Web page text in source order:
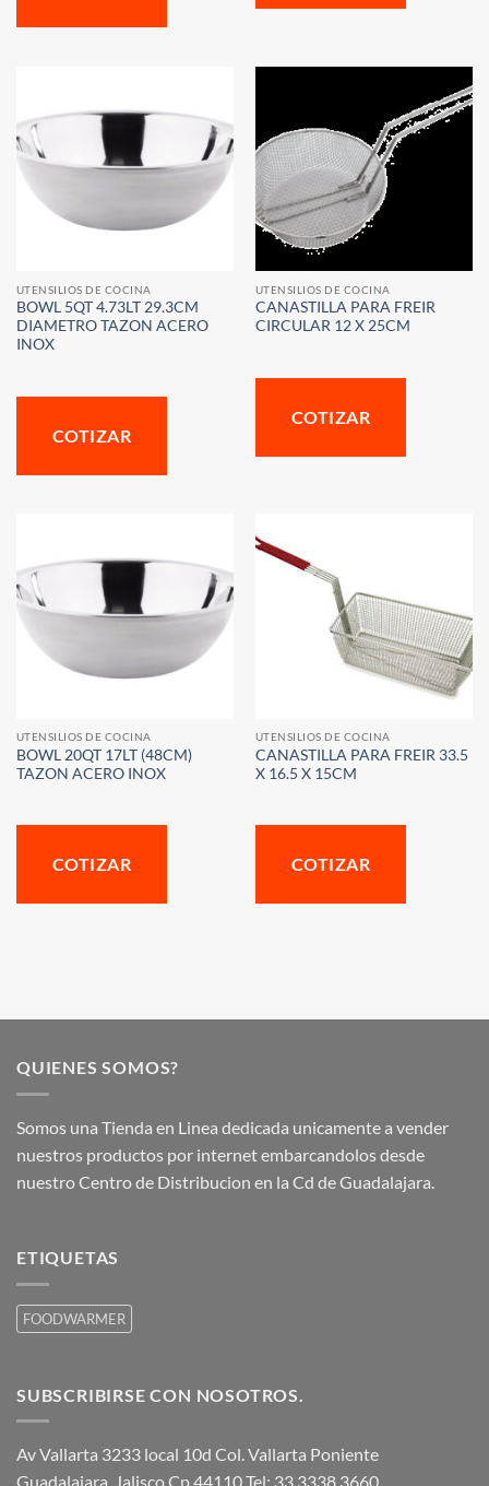
UTENSILIOS DE COCINA
BOWL 5QT 4.73LT 29.3CM
DIAMETRO TAZON ACERO
INOX
COTIZAR
UTENSILIOS DE COCINA
CANASTILLA PARA FREIR
CIRCULAR 12 X 25CM
COTIZAR
UTENSILIOS DE COCINA
BOWL 20QT 17LT (48CM)
TAZON ACERO INOX
COTIZAR
UTENSILIOS DE COCINA
CANASTILLA PARA FREIR 33.5
X 16.5 X 15CM
COTIZAR
QUIENES SOMOS?
Somos una Tienda en Linea dedicada unicamente a vender
nuestros productos por internet embarcandolos desde
nuestro Centro de Distribucion en la Cd de Guadalajara.
ETIQUETAS
FOODWARMER
SUBSCRIBIRSE CON NOSOTROS.
Av Vallarta 3233 local 10d Col. Vallarta Poniente
Guadalajara, Jalisco Cp 44110 Tel: 33 3338 3660